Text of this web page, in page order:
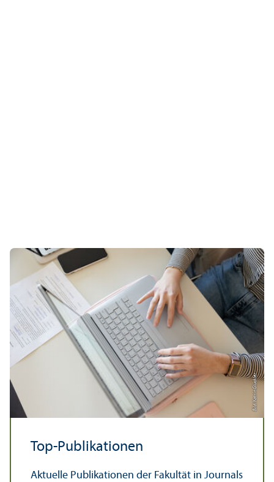
Bild: Katrin Glückler
Top-Publikationen
Aktuelle Publikationen der Fakultät in Journals